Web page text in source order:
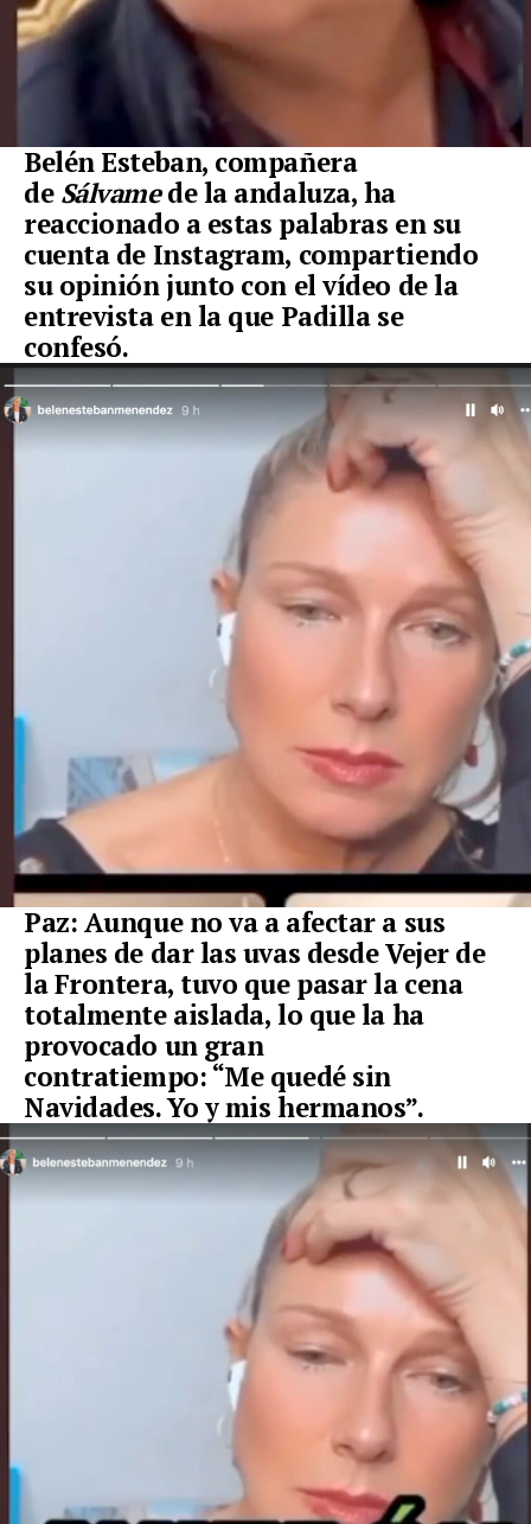
Belén Esteban, compañera
de Sálvamede la andaluza, ha
reaccionado a estas palabras en su
cuenta de Instagram, compartiendo
su opinión junto con el vídeo de la
entrevista en la que Padilla se
confesó.
Paz: Aunque no va a afectar a sus
planes de dar las uvas desde Vejer de
la Frontera, tuvo que pasar la cena
totalmente aislada, lo que la ha
provocado un gran
contratiempo: “Me quedé sin
Navidades. Yo y mis hermanos”.